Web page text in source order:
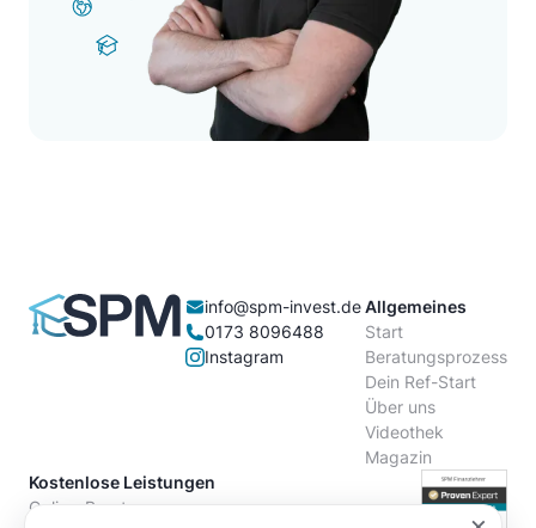
info@spm-invest.de
0173 8096488
Instagram
Allgemeines
Start
Beratungsprozess
Dein Ref-Start
Über uns
Videothek
Magazin
Kostenlose Leistungen
Online-Beratung